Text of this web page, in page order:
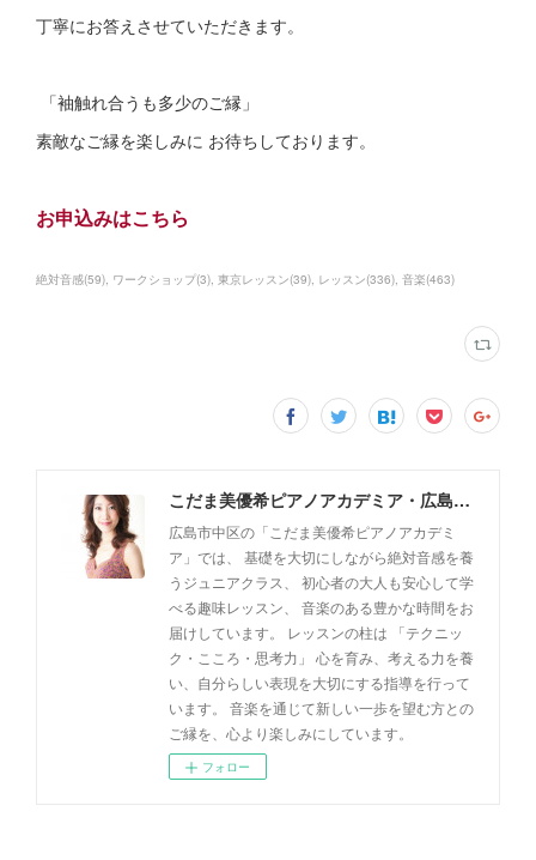
丁寧にお答えさせていただきます。
「袖触れ合うも多少のご縁」
素敵なご縁を楽しみに お待ちしております。
お申込みはこちら
絶対音感(59) ワークショップ(3) 東京レッスン(39) レッスン(336) 音楽(463)
こだま美優希ピアノアカデミア・広島市中区
広島市中区の「こだま美優希ピアノアカデミ
ア」では、 基礎を大切にしながら絶対音感を養
うジュニアクラス、 初心者の大人も安心して学
べる趣味レッスン、 音楽のある豊かな時間をお
届けしています。 レッスンの柱は 「テクニッ
ク・こころ・思考力」 心を育み、考える力を養
い、自分らしい表現を大切にする指導を行って
います。 音楽を通じて新しい一歩を望む方との
ご縁を、心より楽しみにしています。
フォロー